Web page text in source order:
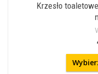
Krzesło